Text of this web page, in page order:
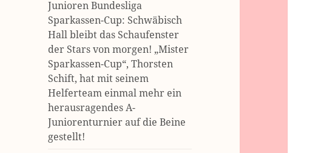
Junioren Bundesliga
Sparkassen-Cup: Schwäbisch
Hall bleibt das Schaufenster
der Stars von morgen! „Mister
Sparkassen-Cup“, Thorsten
Schift, hat mit seinem
Helferteam einmal mehr ein
herausragendes A-
Juniorenturnier auf die Beine
gestellt!